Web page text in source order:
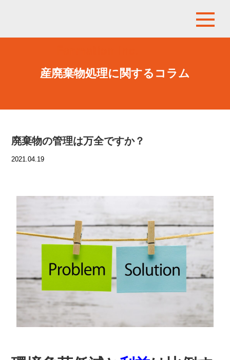
産廃棄物処理に関するコラム
廃棄物の管理は万全ですか？
2021.04.19